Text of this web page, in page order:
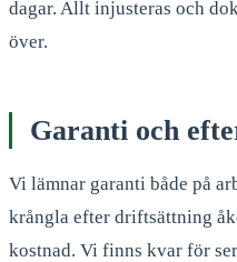
dagar. Allt injusteras och
över.
Garanti och
Vi lämnar garanti både på
krångla efter driftsättning
kostnad. Vi finns kvar för